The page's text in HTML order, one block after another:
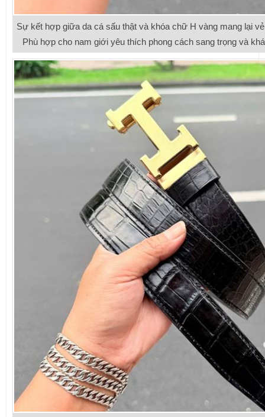
Sự kết hợp giữa da cá sấu thật và khóa chữ H vàng mang lại
Phù hợp cho nam giới yêu thích phong cách sang trọng và